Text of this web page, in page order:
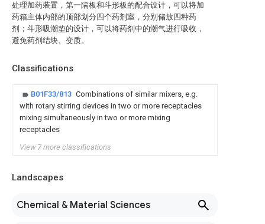
处理加药装置，第一隔板和斗形板的配合设计，可以将加
药箱主体内部的顶部划分四个药剂室，分别储放四种药
剂；斗形吸潮垫的设计，可以将药剂中的潮气进行吸收，
避免药剂结块、变质。
Classifications
B01F33/813 Combinations of similar mixers, e.g.
with rotary stirring devices in two or more receptacles
mixing simultaneously in two or more mixing
receptacles
View 7 more classifications
Landscapes
Chemical & Material Sciences